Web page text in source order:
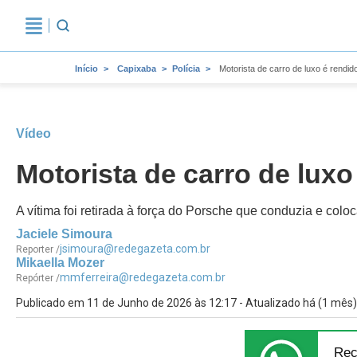
Início Capixaba Polícia Motorista de carro de luxo é
Vídeo
Motorista de carro de
A vítima foi retirada à força do Porsche que conduzia e
Jaciele Simoura
Reporter /jsimoura@redegazeta.com.br
Mikaella Mozer
Repórter /mmferreira@redegazeta.com.br
Publicado em 11 de Junho de 2026 às 12:17 - Atualizado há (1 mês)